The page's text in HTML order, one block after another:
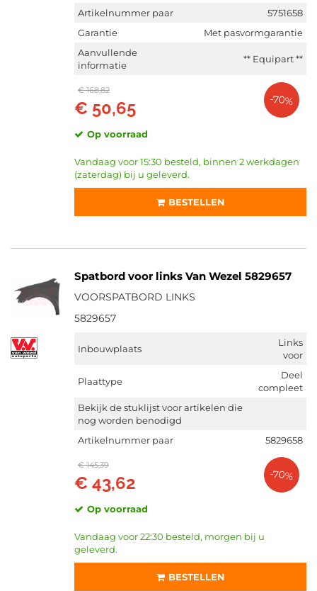
Artikelnummer paar
5751658
Garantie
Met pasvormgarantie
Aanvullende
informatie
** Equipart **
€ 168,82
€ 50,65 -70%
Op voorraad
Vandaag voor 15:30 besteld, binnen 2 werkdagen
(zaterdag) bij u geleverd.
BESTELLEN
Spatbord voor links Van Wezel 5829657
VOORSPATBORD LINKS
5829657
Inbouwplaats
Links
voor
Plaattype
Deel
compleet
Bekijk de stuklijst voor artikelen die
nog worden benodigd
Artikelnummer paar
5829658
€ 145,39
€ 43,62 -70%
Op voorraad
Vandaag voor 22:30 besteld, morgen bij u
geleverd.
BESTELLEN